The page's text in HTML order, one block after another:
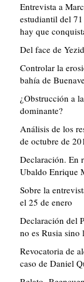
Entrevista a
estudiantil del
hay que
Del face de
Controlar la
bahía de
¿Obstrucción a
dominante?
Análisis de los
de octubre de
Declaración. En
Ubaldo Enrique
Sobre la
el 25 de enero
Declaración del
no es Rusia sino
Revocatoria de
caso de Daniel